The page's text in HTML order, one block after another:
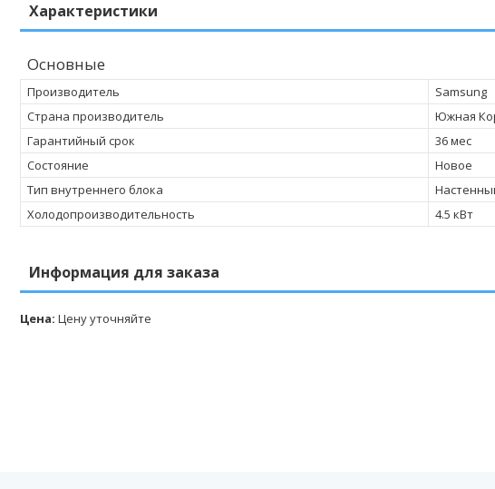
Характеристики
Основные
Производитель
Samsung
Страна производитель
Южная
Гарантийный срок
36 мес
Состояние
Новое
Тип внутреннего блока
Холодопроизводительность
4.5 кВт
Информация для заказа
Цена: Цену уточняйте